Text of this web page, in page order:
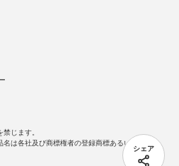
シェア
じます。
は各社及び商標権者の登録商標あるいは商標で